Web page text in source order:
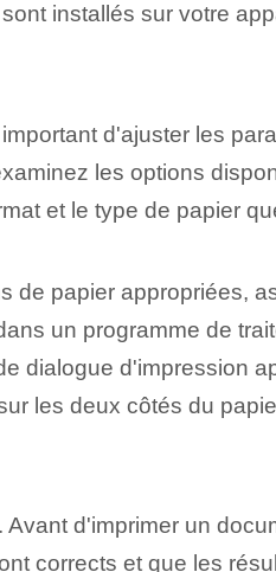
installés sur votre
d'ajuster les
les options
et le type de papier
de papier appropriées,
un programme de
dialogue d'impression
les deux côtés du
. Avant d'imprimer un
corrects et que les